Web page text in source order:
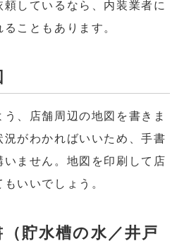
しているなら、内装業者に
こともあります。
、店舗周辺の地図を書きま
がわかればいいため、手書
ません。地図を印刷して店
いいでしょう。
貯水槽の水／井戸